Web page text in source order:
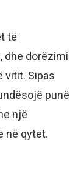
të
dhe dorëzimi
vitit. Sipas
punë
një
në qytet.